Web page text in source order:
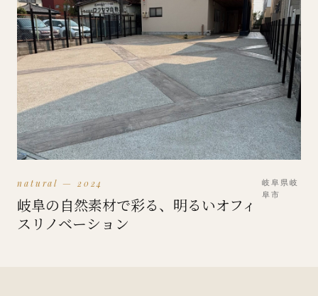
natural — 2024
岐阜の自然素材で彩る、明るいオフィ
スリノベーション
岐阜県岐
阜市